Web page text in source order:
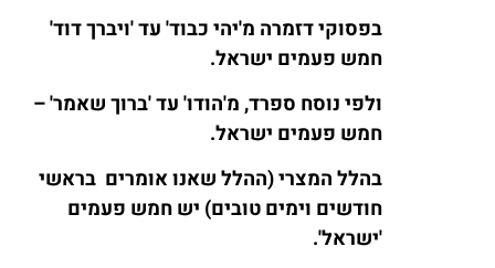
בפסוקי דזמרה מ'יהי כבוד' עד 'ויברך דוד'
חמש פעמים ישראל.
ולפי נוסח ספרד, מ'הודו' עד 'ברוך שאמר' –
חמש פעמים ישראל.
בהלל המצרי (ההלל שאנו אומרים בראשי
חודשים וימים טובים) יש חמש פעמים
'ישראל'.